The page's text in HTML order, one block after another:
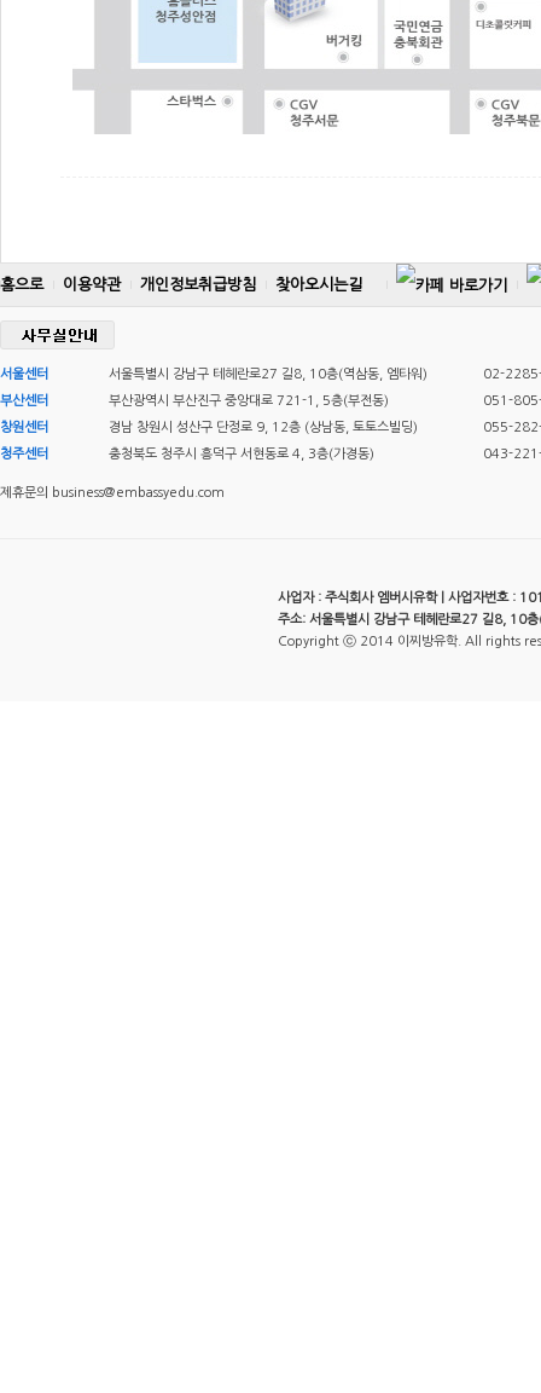
홈으로 이용약관 개인정보취급방침 찾아오시는길
서울센터 서울특별시 강남구 테헤란로27 길8, 10층(역삼동, 엠타워)
02-
부산센터
부산광역시 부산진구 중앙대로 721-1, 5층(부전동)
051-
창원센터
경남 창원시 성산구 단정로 9, 12층 (상남동, 토토스빌딩)
055-
청주센터
충청북도 청주시 흥덕구 서현동로 4, 3층(가경동) 043-
제휴문의 business@embassyedu.com
사업자 : 주식회사 엠버시유학 | 사업자번호 :
주소: 서울특별시 강남구 테헤란로27 길8, 10층
Copyright ⓒ 2014 이찌방유학. All rights